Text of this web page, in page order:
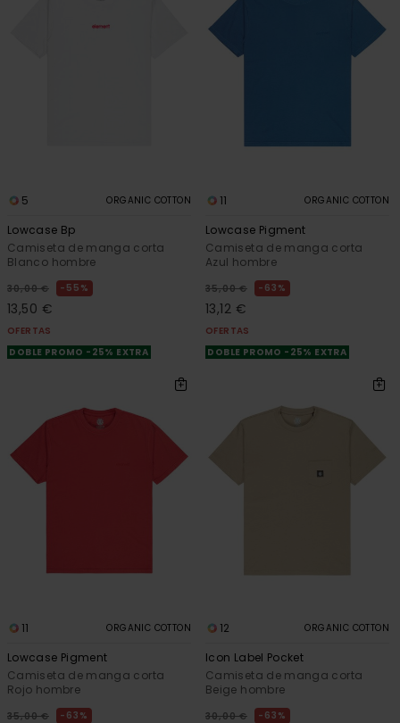
5 ORGANIC COTTON
Lowcase Bp
Camiseta de manga corta
Blanco hombre
30,00 € 55%
13,50 €
OFERTAS
DOBLE PROMO -25% EXTRA
11 ORGANIC COTTON
Lowcase Pigment
Camiseta de manga corta
Azul hombre
35,00 € 63%
13,12 €
OFERTAS
DOBLE PROMO -25% EXTRA
11 ORGANIC COTTON
Lowcase Pigment
Camiseta de manga corta
Rojo hombre
35,00 € 63%
12 ORGANIC COTTON
Icon Label Pocket
Camiseta de manga corta
Beige hombre
30,00 € 63%